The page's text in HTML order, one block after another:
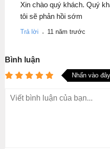
Xin chào quý khách. Quý
tôi sẽ phản hồi sớm
Trả lời . 11 năm trước
Bình luận
Nhấn vào